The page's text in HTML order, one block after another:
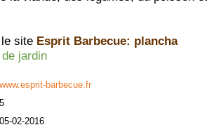
site Esprit Barbecue: plancha
jardin
www.esprit-barbecue.fr
5
05-02-2016